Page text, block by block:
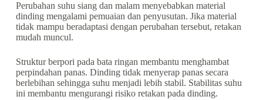
Perubahan suhu siang dan malam menyebabkan material
dinding mengalami pemuaian dan penyusutan. Jika material
tidak mampu beradaptasi dengan perubahan tersebut, retakan
mudah muncul.
Struktur berpori pada bata ringan membantu menghambat
perpindahan panas. Dinding tidak menyerap panas secara
berlebihan sehingga suhu menjadi lebih stabil. Stabilitas suhu
ini membantu mengurangi risiko retakan pada dinding.